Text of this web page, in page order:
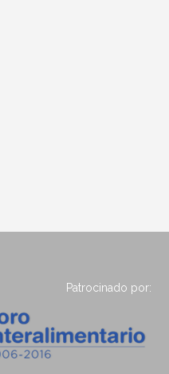
Patrocinado por: